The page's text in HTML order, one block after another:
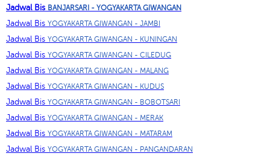
Jadwal Bis BANJARSARI - YOGYAKARTA GIWANGAN
Jadwal Bis YOGYAKARTA GIWANGAN - JAMBI
Jadwal Bis YOGYAKARTA GIWANGAN - KUNINGAN
Jadwal Bis YOGYAKARTA GIWANGAN - CILEDUG
Jadwal Bis YOGYAKARTA GIWANGAN - MALANG
Jadwal Bis YOGYAKARTA GIWANGAN - KUDUS
Jadwal Bis YOGYAKARTA GIWANGAN - BOBOTSARI
Jadwal Bis YOGYAKARTA GIWANGAN - MERAK
Jadwal Bis YOGYAKARTA GIWANGAN - MATARAM
Jadwal Bis YOGYAKARTA GIWANGAN - PANGANDARAN